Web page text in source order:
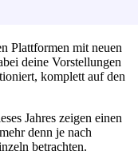
Plattformen mit neuen
deine Vorstellungen
komplett auf den
Jahres zeigen einen
denn je nach
betrachten.